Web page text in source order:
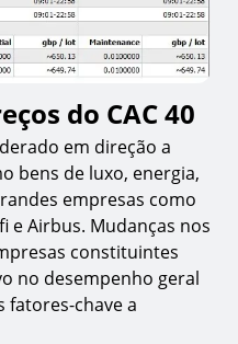
do CAC 40
em direção a
bens de luxo, energia,
empresas como
e Airbus. Mudanças nos
constituintes
no desempenho geral
fatores-chave a